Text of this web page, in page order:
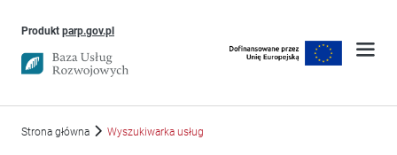
Produkt parp.gov.plUwaga, link otworzy się w nowym oknie
Strona główna Wyszukiwarka usług